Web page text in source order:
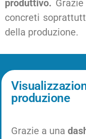
produttivo.
concreti
della produzione.
produzione
Grazie a una